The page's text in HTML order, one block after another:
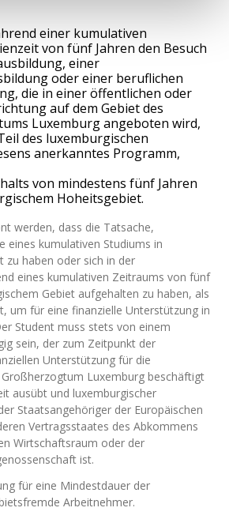
einer kumulativen
von fünf Jahren den Besuch
einer
oder einer beruflichen
die in einer öffentlichen oder
auf dem Gebiet des
Luxemburg angeboten wird,
des luxemburgischen
anerkanntes Programm,
von mindestens fünf Jahren
Hoheitsgebiet.
werden, dass die Tatsache,
eines kumulativen Studiums in
zu haben oder sich in der
eines kumulativen Zeitraums von fünf
Gebiet aufgehalten zu haben, als
um für eine finanzielle Unterstützung in
Student muss stets von einem
sein, der zum Zeitpunkt der
Unterstützung für die
Luxemburg beschäftigt
ausübt und luxemburgischer
Staatsangehöriger der Europäischen
Vertragsstaates des Abkommens
Wirtschaftsraum oder der
ist.
für eine Mindestdauer der
Arbeitnehmer.